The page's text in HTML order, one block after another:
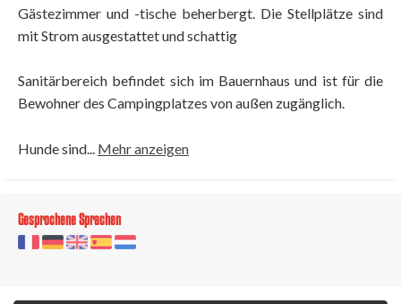
Gästezimmer und -tische beherbergt. Die Stellplätze sind
mit Strom ausgestattet und schattig
Sanitärbereich befindet sich im Bauernhaus und ist für die
Bewohner des Campingplatzes von außen zugänglich.
Hunde sind... Mehr anzeigen
Gesprochene Sprachen